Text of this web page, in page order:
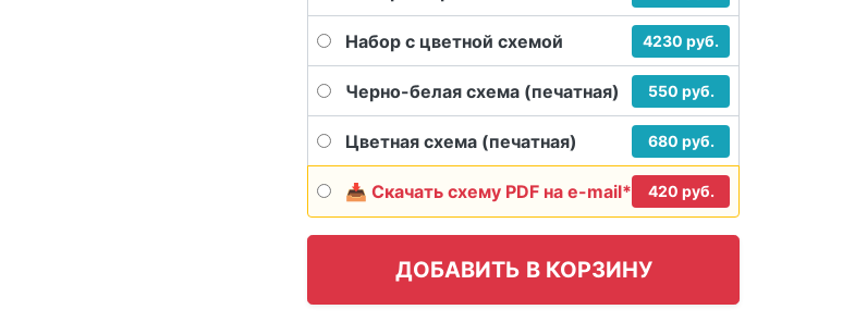
Набор с цветной схемой 4230 руб.
Черно-белая схема (печатная) 550 руб.
Цветная схема (печатная) 680 руб.
📥 Скачать схему PDF на e-mail* 420 руб.